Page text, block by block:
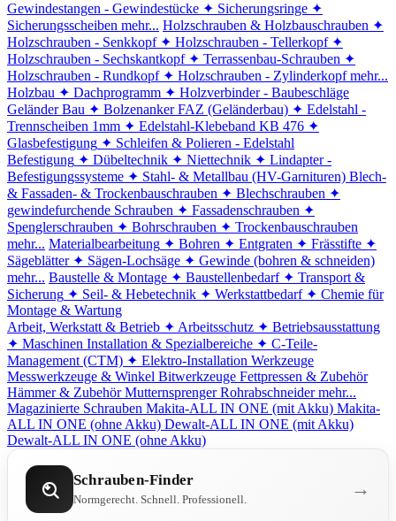
Gewindestangen - Gewindestücke ✦ Sicherungsringe ✦
Sicherungsscheiben mehr... Holzschrauben & Holzbauschrauben ✦
Holzschrauben - Senkkopf ✦ Holzschrauben - Tellerkopf ✦
Holzschrauben - Sechskantkopf ✦ Terrassenbau-Schrauben ✦
Holzschrauben - Rundkopf ✦ Holzschrauben - Zylinderkopf mehr...
Holzbau ✦ Dachprogramm ✦ Holzverbinder - Baubeschläge
Geländer Bau ✦ Bolzenanker FAZ (Geländerbau) ✦ Edelstahl -
Trennscheiben 1mm ✦ Edelstahl-Klebeband KB 476 ✦
Glasbefestigung ✦ Schleifen & Polieren - Edelstahl
Befestigung ✦ Dübeltechnik ✦ Niettechnik ✦ Lindapter -
Befestigungssysteme ✦ Stahl- & Metallbau (HV-Garnituren) Blech-
& Fassaden- & Trockenbauschrauben ✦ Blechschrauben ✦
gewindefurchende Schrauben ✦ Fassadenschrauben ✦
Spenglerschrauben ✦ Bohrschrauben ✦ Trockenbauschrauben
mehr... Materialbearbeitung ✦ Bohren ✦ Entgraten ✦ Frässtifte ✦
Sägeblätter ✦ Sägen-Lochsäge ✦ Gewinde (bohren & schneiden)
mehr... Baustelle & Montage ✦ Baustellenbedarf ✦ Transport &
Sicherung ✦ Seil- & Hebetechnik ✦ Werkstattbedarf ✦ Chemie für
Montage & Wartung
Arbeit, Werkstatt & Betrieb ✦ Arbeitsschutz ✦ Betriebsausstattung
✦ Maschinen Installation & Spezialbereiche ✦ C-Teile-
Management (CTM) ✦ Elektro-Installation Werkzeuge
Messwerkzeuge & Winkel Bitwerkzeuge Fettpressen & Zubehör
Hämmer & Zubehör Mutternsprenger Rohrabschneider mehr...
Magazinierte Schrauben Makita-ALL IN ONE (mit Akku) Makita-
ALL IN ONE (ohne Akku) Dewalt-ALL IN ONE (mit Akku)
Dewalt-ALL IN ONE (ohne Akku)
Schrauben-Finder
Normgerecht. Schnell. Professionell. →